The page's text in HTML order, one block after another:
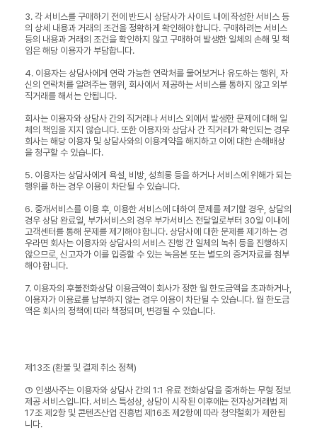
3. 각 서비스를 구매하기 전에 반드시 상담사가 사이트 내에 작성한 서비스 등
의 상세 내용과 거래의 조건을 정확하게 확인해야 합니다. 구매하려는 서비스
등의 내용과 거래의 조건을 확인하지 않고 구매하여 발생한 일체의 손해 및 책
임은 해당 이용자가 부담합니다.
4. 이용자는 상담사에게 연락 가능한 연락처를 물어보거나 유도하는 행위, 자
신의 연락처를 알려주는 행위, 회사에서 제공하는 서비스를 통하지 않고 외부
직거래를 해서는 안됩니다.
회사는 이용자와 상담사 간의 직거래나 서비스 외에서 발생한 문제에 대해 일
체의 책임을 지지 않습니다. 또한 이용자와 상담사 간 직거래가 확인되는 경우
회사는 해당 이용자 및 상담사와의 이용계약을 해지하고 이에 대한 손해배상
을 청구할 수 있습니다.
5. 이용자는 상담사에게 욕설, 비방, 성희롱 등을 하거나 서비스에 위해가 되는
행위를 하는 경우 이용이 차단될 수 있습니다.
6. 중개서비스를 이용 후, 이용한 서비스에 대하여 문제를 제기할 경우, 상담의
경우 상담 완료일, 부가서비스의 경우 부가서비스 전달일로부터 30일 이내에
고객센터를 통해 문제를 제기해야 합니다. 상담사에 대한 문제를 제기하는 경
우라면 회사는 이용자와 상담사의 서비스 진행 간 일체의 녹취 등을 진행하지
않으므로, 신고자가 이를 입증할 수 있는 녹음본 또는 별도의 증거자료를 첨부
해야 합니다.
7. 이용자의 후불전화상담 이용금액이 회사가 정한 월 한도금액을 초과하거나,
이용자가 이용료를 납부하지 않는 경우 이용이 차단될 수 있습니다. 월 한도금
액은 회사의 정책에 따라 책정되며, 변경될 수 있습니다.
제13조 (환불 및 결제 취소 정책)
① 인생사주는 이용자와 상담사 간의 1:1 유료 전화상담을 중개하는 무형 정보
제공 서비스입니다. 서비스 특성상, 상담이 시작된 이후에는 전자상거래법 제
17조 제2항 및 콘텐츠산업 진흥법 제16조 제2항에 따라 청약철회가 제한됩
니다.